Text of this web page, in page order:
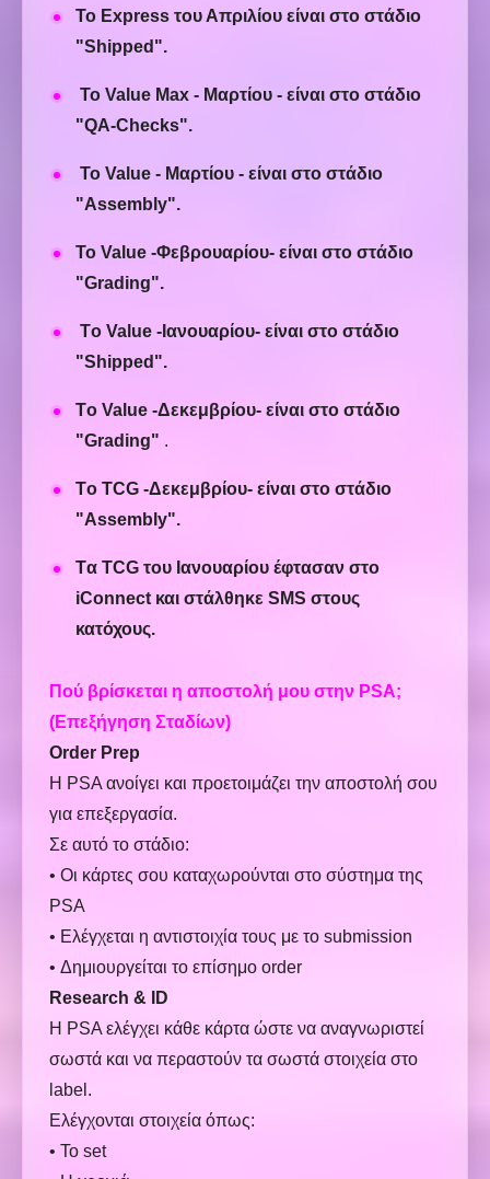
Το Express του Απριλίου είναι στο στάδιο
"Shipped ".
Το Value Max - Μαρτίου - είναι στο στάδιο
"QA-Checks".
Το Value - Μαρτίου - είναι στο στάδιο
"Assembly".
Το Value -Φεβρουαρίου- είναι στο στάδιο
"Grading".
Τo Value - Ιανουαρίου- είναι στο στάδιο
"Shipped ".
Τo Value -Δεκεμβρίου- είναι στο στάδιο
"Grading" .
Τo TCG -Δεκεμβρίου- είναι στο στάδιο
"Assembly".
Tα TCG του Ιανουαρίου έφτασαν στο
iConnect και στάλθηκε SMS στους
κατόχους.
Πού βρίσκεται η αποστολή μου στην PSA;
(Επεξήγηση Σταδίων)
Order Prep
Η PSA ανοίγει και προετοιμάζει την αποστολή σου
για επεξεργασία.
Σε αυτό το στάδιο:
• Οι κάρτες σου καταχωρούνται στο σύστημα της
PSA
• Ελέγχεται η αντιστοιχία τους με το submission
• Δημιουργείται το επίσημο order
Research & ID
Η PSA ελέγχει κάθε κάρτα ώστε να αναγνωριστεί
σωστά και να περαστούν τα σωστά στοιχεία στο
label.
Ελέγχονται στοιχεία όπως:
• Το set